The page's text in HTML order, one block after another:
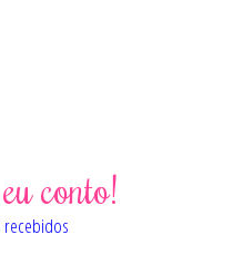
conto!
recebidos